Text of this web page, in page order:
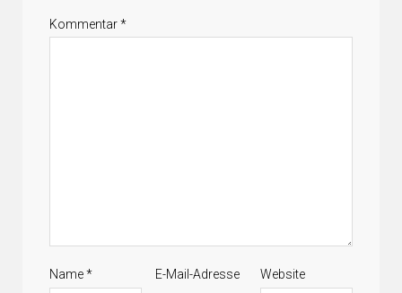
Kommentar*
Name*
E-Mail-Adresse
Website